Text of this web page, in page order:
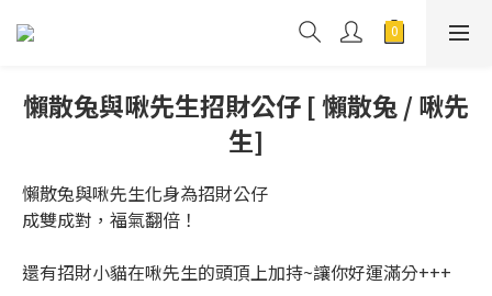
懶散兔與啾先生招財公仔 [ 懶散兔 / 啾先
生]
懶散兔與啾先生化身為招財公仔
成雙成對，福氣翻倍！
還有招財小貓在啾先生的頭頂上加持~讓你好運滿分+++